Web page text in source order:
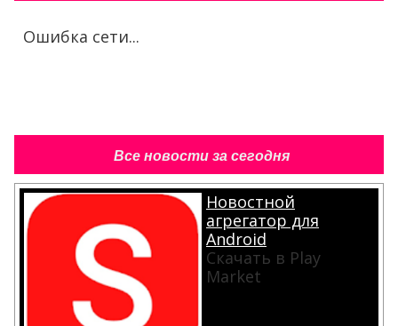
Ошибка сети...
Все новости за сегодня
Новостной
агрегатор для
Android
Скачать в Play
Market